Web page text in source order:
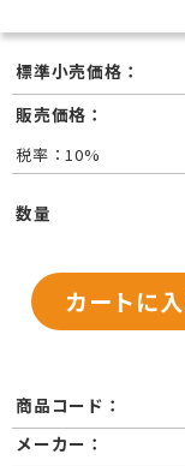
標準小売価格：
販売価格：
税率：10%
数量
商品コード：
メーカー：